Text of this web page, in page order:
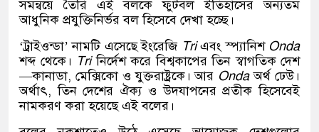
সমন্বয়ে তৈরি এই বলকে ফুটবল ইতিহাসের অন্যতম
আধুনিক প্রযুক্তিনির্ভর বল হিসেবে দেখা হচ্ছে।
‘ট্রাইওন্ডা’ নামটি এসেছে ইংরেজি Triএবং স্প্যানিশ Onda
শব্দ থেকে। Triনির্দেশ করে বিশ্বকাপের তিন স্বাগতিক দেশ
—কানাডা, মেক্সিকো ও যুক্তরাষ্ট্রকে। আর Ondaঅর্থ ঢেউ।
অর্থাৎ, তিন দেশের ঐক্য ও উদযাপনের প্রতীক হিসেবেই
নামকরণ করা হয়েছে এই বলের।